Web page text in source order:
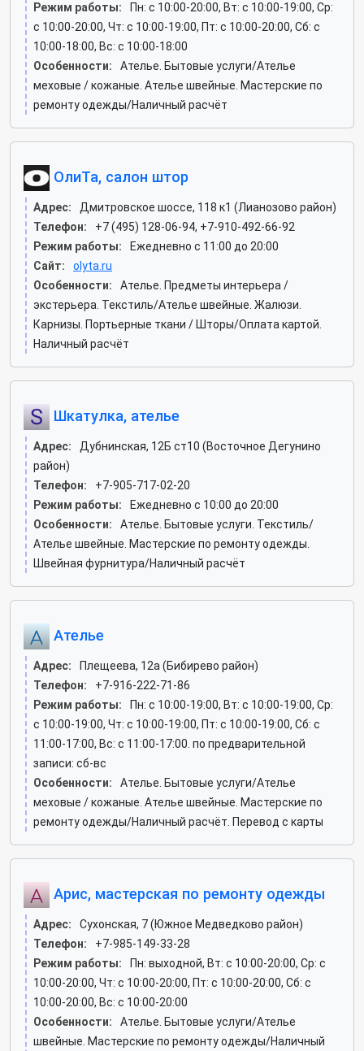
Режим работы:
Пн: c 10:00-20:00, Вт: c 10:00-19:00, Ср:
c 10:00-20:00, Чт: c 10:00-19:00, Пт: c 10:00-20:00, Сб: c
10:00-18:00, Вс: c 10:00-18:00
Особенности:
Ателье. Бытовые услуги/Ателье
меховые / кожаные. Ателье швейные. Мастерские по
ремонту одежды/Наличный расчёт
ОлиТа, салон штор
Адрес:
Дмитровское шоссе, 118 к1 (Лианозово район)
Телефон:
+7 (495) 128-06-94, +7-910-492-66-92
Режим работы:
Ежедневно с 11:00 до 20:00
Сайт:
olyta.ru
Особенности:
Ателье. Предметы интерьера /
экстерьера. Текстиль/Ателье швейные. Жалюзи.
Карнизы. Портьерные ткани / Шторы/Оплата картой.
Наличный расчёт
Шкатулка, ателье
Адрес:
Дубнинская, 12Б ст10 (Восточное Дегунино
район)
Телефон:
+7-905-717-02-20
Режим работы:
Ежедневно с 10:00 до 20:00
Особенности:
Ателье. Бытовые услуги. Текстиль/
Ателье швейные. Мастерские по ремонту одежды.
Швейная фурнитура/Наличный расчёт
Ателье
Адрес:
Плещеева, 12а (Бибирево район)
Телефон:
+7-916-222-71-86
Режим работы:
Пн: c 10:00-19:00, Вт: c 10:00-19:00, Ср:
c 10:00-19:00, Чт: c 10:00-19:00, Пт: c 10:00-19:00, Сб: c
11:00-17:00, Вс: c 11:00-17:00. по предварительной
записи: сб-вс
Особенности:
Ателье. Бытовые услуги/Ателье
меховые / кожаные. Ателье швейные. Мастерские по
ремонту одежды/Наличный расчёт. Перевод с карты
Арис, мастерская по ремонту одежды
Адрес:
Сухонская, 7 (Южное Медведково район)
Телефон:
+7-985-149-33-28
Режим работы:
Пн: выходной, Вт: c 10:00-20:00, Ср: c
10:00-20:00, Чт: c 10:00-20:00, Пт: c 10:00-20:00, Сб: c
10:00-20:00, Вс: c 10:00-20:00
Особенности:
Ателье. Бытовые услуги/Ателье
швейные. Мастерские по ремонту одежды/Наличный